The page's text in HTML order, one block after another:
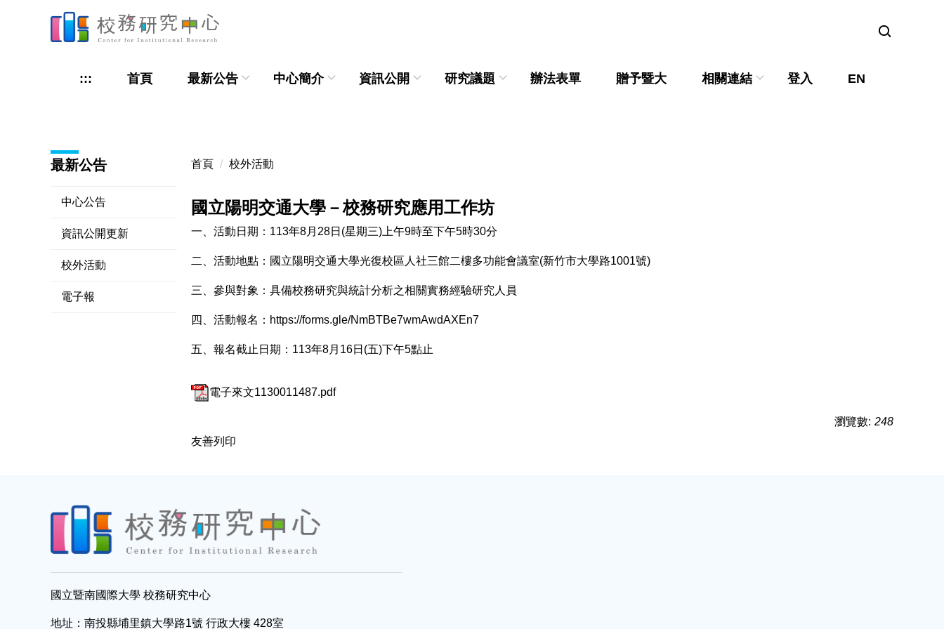
::: 首頁 最新公告 中心簡介 資訊公開 研究議題 辦法表單 贈予暨大 相關連結 登入 EN
最新公告
中心公告
資訊公開更新
校外活動
電子報
首頁 校外活動
國立陽明交通大學－校務研究應用工作坊
一、活動日期：113年8月28日(星期三)上午9時至下午5時30分
二、活動地點：國立陽明交通大學光復校區人社三館二樓多功能會議室(新竹市大學路1001號)
三、參與對象：具備校務研究與統計分析之相關實務經驗研究人員
四、活動報名： https://forms.gle/NmBTBe7wmAwdAXEn7
五、報名截止日期：113年8月16日(五)下午5點止
電子來文1130011487.pdf
瀏覽數: 248
友善列印
國立暨南國際大學 校務研究中心
地址：南投縣埔里鎮大學路1號 行政大樓 428室